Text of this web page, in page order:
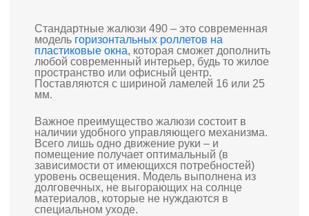
Стандартные жалюзи 490 – это современная
модель горизонтальных роллетов на
пластиковые окна, которая сможет дополнить
любой современный интерьер, будь то жилое
пространство или офисный центр.
Поставляются с шириной ламелей 16 или 25
мм.
Важное преимущество жалюзи состоит в
наличии удобного управляющего механизма.
Всего лишь одно движение руки – и
помещение получает оптимальный (в
зависимости от имеющихся потребностей)
уровень освещения. Модель выполнена из
долговечных, не выгорающих на солнце
материалов, которые не нуждаются в
специальном уходе.